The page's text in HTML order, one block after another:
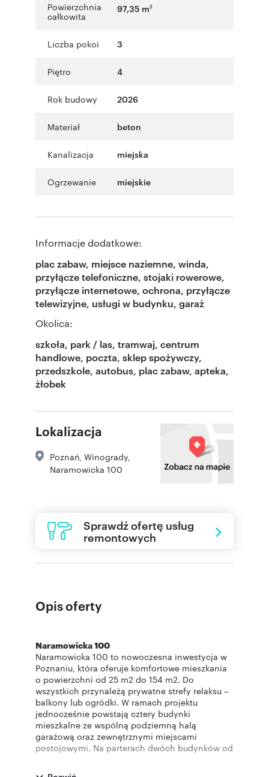
Powierzchnia
całkowita
97,35 m2
Liczba pokoi 3
Piętro 4
Rok budowy 2026
Materiał beton
Kanalizacja miejska
Ogrzewanie miejskie
Informacje dodatkowe:
plac zabaw, miejsce naziemne, winda,
przyłącze telefoniczne, stojaki rowerowe,
przyłącze internetowe, ochrona, przyłącze
telewizyjne, usługi w budynku, garaż
Okolica:
szkoła, park / las, tramwaj, centrum
handlowe, poczta, sklep spożywczy,
przedszkole, autobus, plac zabaw, apteka,
żłobek
Lokalizacja
Poznań, Winogrady,
Naramowicka 100
Sprawdź ofertę usług
remontowych
Opis oferty
Naramowicka 100
Naramowicka 100 to nowoczesna inwestycja w
Poznaniu, która oferuje komfortowe mieszkania
o powierzchni od 25 m2 do 154 m2. Do
wszystkich przynależą prywatne strefy relaksu –
balkony lub ogródki. W ramach projektu
jednocześnie powstają cztery budynki
mieszkalne ze wspólną podziemną halą
garażową oraz zewnętrznymi miejscami
postojowymi. Na parterach dwóch budynków od